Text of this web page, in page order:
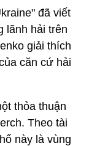
đã viết
lãnh hải trên
giải thích
căn cứ hải
thỏa thuận
Theo tài
này là vùng